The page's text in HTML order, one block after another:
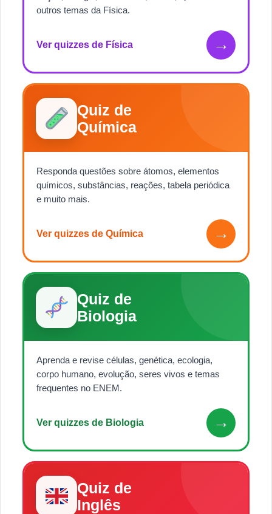
outros temas da Física.
Ver quizzes de Física →
Quiz de
Química
Responda questões sobre átomos, elementos
químicos, substâncias, reações, tabela periódica
e muito mais.
Ver quizzes de Química →
Quiz de
Biologia
Aprenda e revise células, genética, ecologia,
corpo humano, evolução, seres vivos e temas
frequentes no ENEM.
Ver quizzes de Biologia →
Quiz de
Inglês